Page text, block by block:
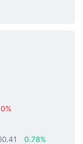
セット
0.78%